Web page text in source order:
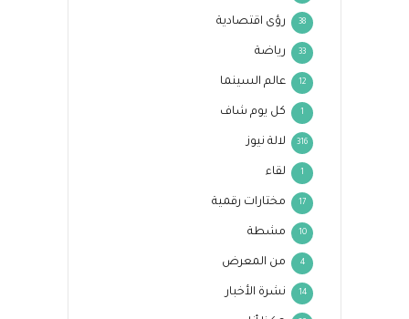
رؤى اقتصادية 38
رياضة 33
عالم السينما 12
كل يوم شاف 1
لالة نيوز 316
لقاء 1
مختارات رقمية 17
مشطة 10
من المعرض 4
نشرة الأخبار 14